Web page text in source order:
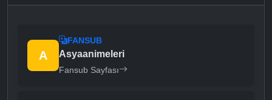
A
FANSUB
Asyaanimeleri
Fansub Sayfası